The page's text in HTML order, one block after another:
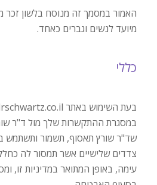
האמור במסמך זה מנוסח בלשון זכר
מיועד לנשים וגברים כאחד.
כללי
בעת השימוש באתר https://drschwartz.co.il ("
במסגרת ההתקשרות שלך מול ד"ר
שד"ר שורץ תאסוף, תשמור ותשתמש
צדדים שלישיים אשר תמסור לה
עימה, באופן המתואר במדיניות זו,